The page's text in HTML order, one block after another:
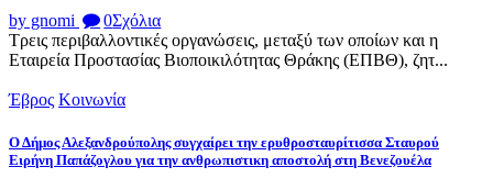
by gnomi 0Σχόλια
Τρεις περιβαλλοντικές οργανώσεις, μεταξύ των οποίων και η
Εταιρεία Προστασίας Βιοποικιλότητας Θράκης (ΕΠΒΘ), ζητ...
Έβρος Κοινωνία
Ο Δήμος Αλεξανδρούπολης συγχαίρει την ερυθροσταυρίτισσα Σταυρού
Ειρήνη Παπάζογλου για την ανθρωπιστικη αποστολή στη Βενεζουέλα